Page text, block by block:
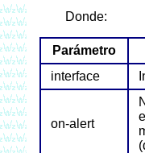
Donde:
Parámetro
interface
on-alert